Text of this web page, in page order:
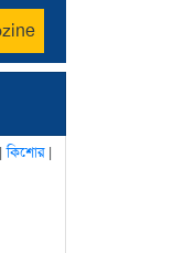
কিশোর|